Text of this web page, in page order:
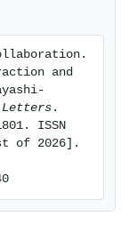
and
Letters.
ISSN
of 2026].